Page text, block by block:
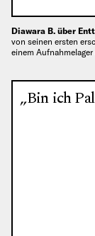
Diawara B. über
von seinen ersten
einem
„Bin ich